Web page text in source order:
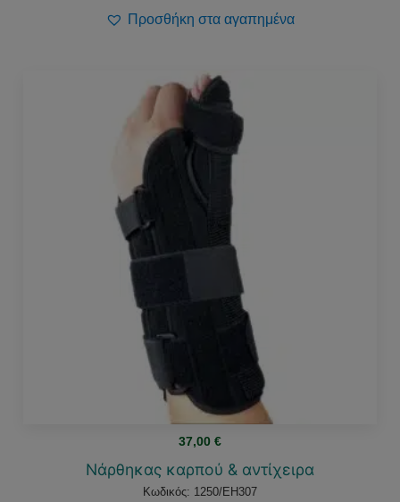
Προσθήκη στα αγαπημένα
37,00 €
Νάρθηκας καρπού & αντίχειρα
Κωδικός: 1250/EH307